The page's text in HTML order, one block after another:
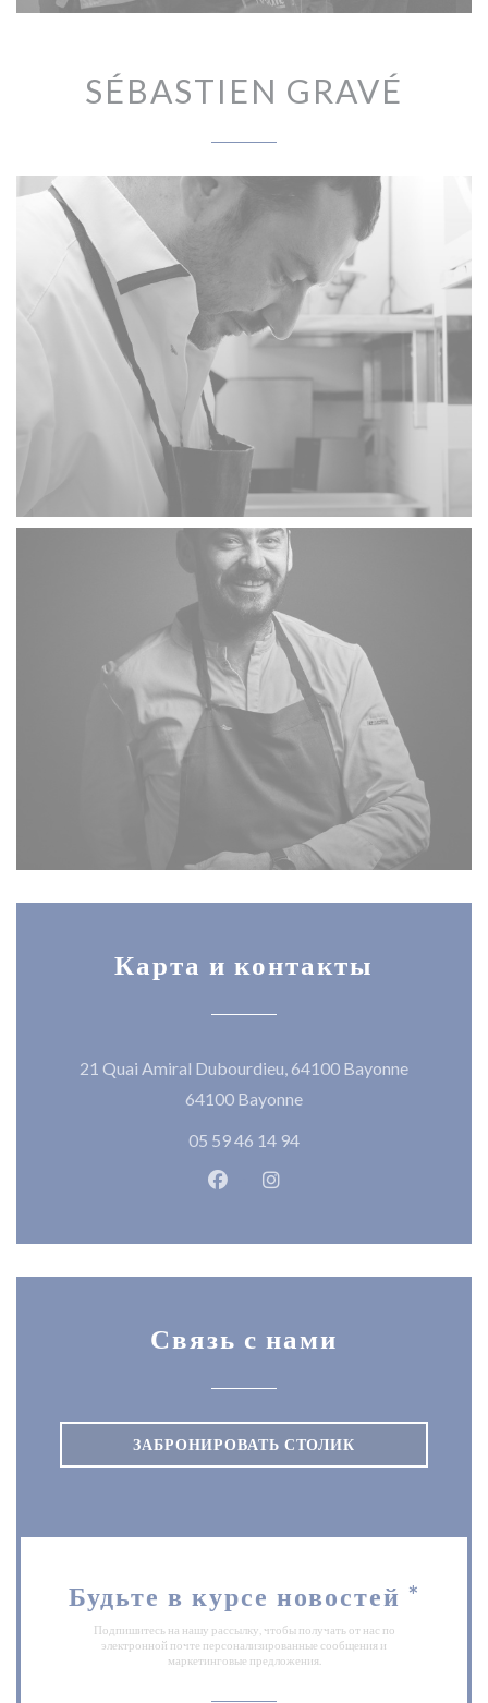
SÉBASTIEN GRAVÉ
Карта и контакты
21 Quai Amiral Dubourdieu, 64100 Bayonne
64100 Bayonne((открывается в новом
05 59 46 14 94
Facebook ((открывается в
Instagram ((открывается
Связь с нами
ЗАБРОНИРОВАТЬ СТОЛИК
Будьте в курсе новостей *
Подпишитесь на нашу рассылку, чтобы получать от нас по
электронной почте персонализированные сообщения и
маркетинговые предложения.